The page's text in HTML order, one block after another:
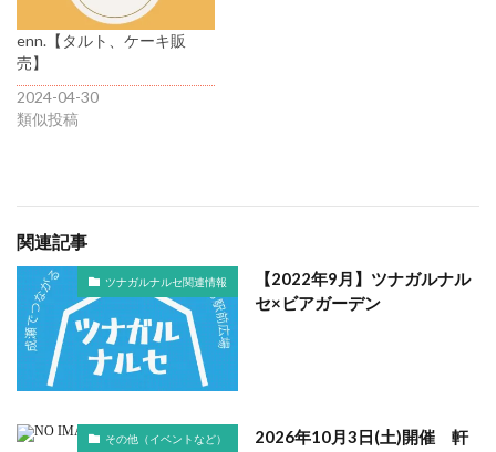
enn.【タルト、ケーキ販
売】
2024-04-30
類似投稿
関連記事
ツナガルナルセ関連情報
【2022年9月】ツナガルナル
セ×ビアガーデン
その他（イベントなど）
2026年10月3日(土)開催 軒